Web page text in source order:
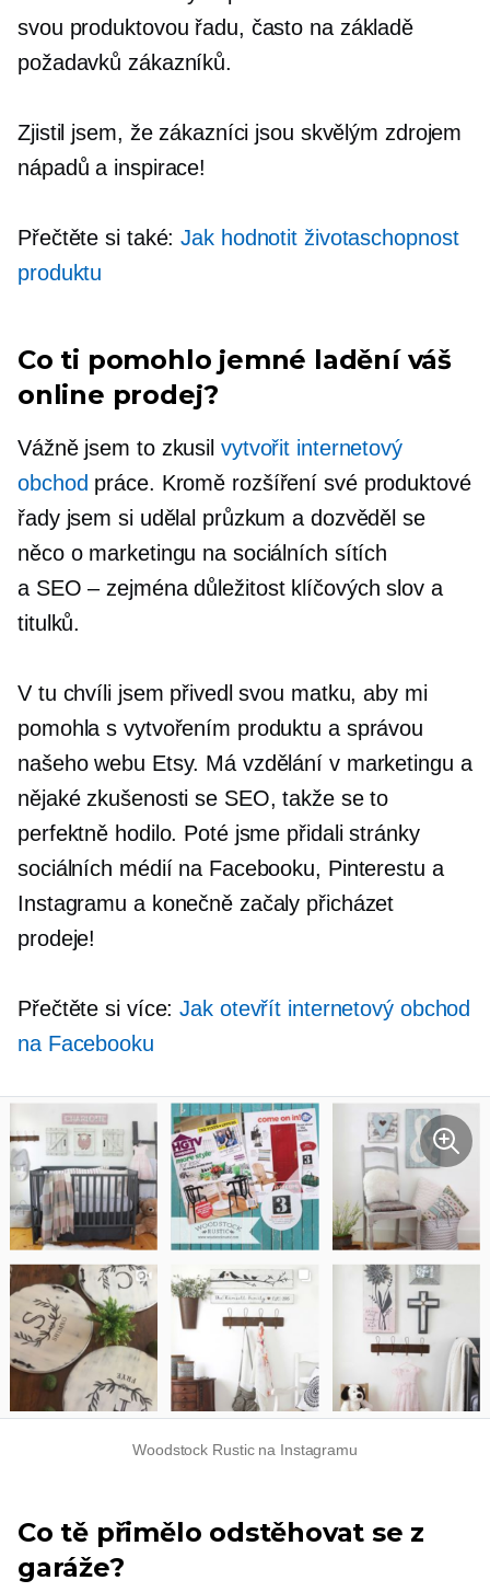
svou produktovou řadu, často na základě
požadavků zákazníků.
Zjistil jsem, že zákazníci jsou skvělým zdrojem
nápadů a inspirace!
Přečtěte si také:Jak hodnotit životaschopnost
produktu
Co ti pomohlo jemné laděníváš
online prodej?
Vážně jsem to zkusil vytvořit internetový
obchod práce. Kromě rozšíření své produktové
řady jsem si udělal průzkum a dozvěděl se
něco o marketingu na sociálních sítích
a SEO – zejménadůležitost klíčových slov a
titulků.
V tu chvíli jsem přivedl svou matku, aby mi
pomohla s vytvořením produktu a správou
našeho webu Etsy. Má vzdělání v marketingu a
nějaké zkušenosti se SEO, takže se to
perfektně hodilo. Poté jsme přidali stránky
sociálních médií na Facebooku, Pinterestu a
Instagramu a konečně začaly přicházet
prodeje!
Přečtěte si více:Jak otevřít internetový obchod
na Facebooku
Woodstock Rustic na Instagramu
Co tě přimělo odstěhovat se z
garáže?